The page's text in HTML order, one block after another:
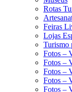
Rotas
Feiras
Lojas
Turismo
Fotos –
Fotos –
Fotos –
Fotos –
Fotos –